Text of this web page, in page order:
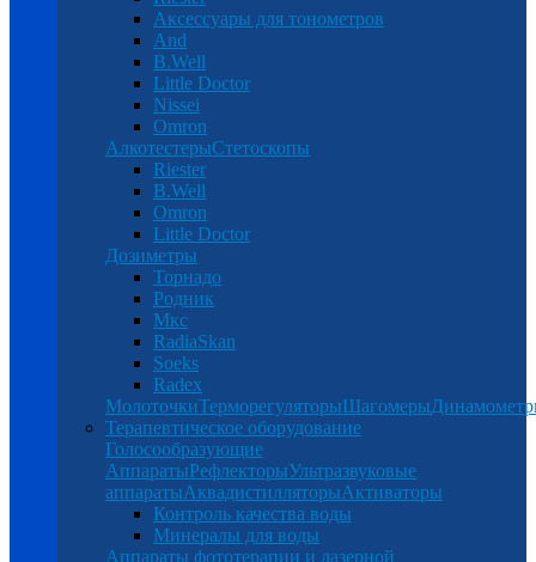
Аксессуары для тонометров
And
B.Well
Little Doctor
Nissei
Omron
АлкотестерыСтетоскопы
Riester
B.Well
Omron
Little Doctor
Дозиметры
Торнадо
Родник
Мкс
RadiaSkan
Soeks
Radex
МолоточкиТерморегуляторыШагомеры
Терапевтическое оборудование
Голосообразующие
АппаратыРефлекторыУльтразвуковые
аппаратыАквадистилляторыАктиваторы
Контроль качества воды
Минералы для воды
Аппараты фототерапии и лазерной